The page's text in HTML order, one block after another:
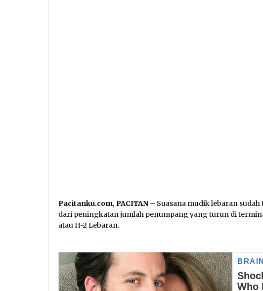
Pacitanku.com, PACITAN – Suasana mudik lebaran
dari peningkatan jumlah penumpang yang turun di
atau H-2 Lebaran.